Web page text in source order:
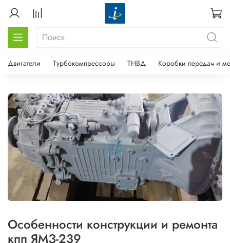
Двигатели Турбокомпрессоры ТНВД Коробки передач и
Особенности конструкции и ремонта
кпп ЯМЗ-239